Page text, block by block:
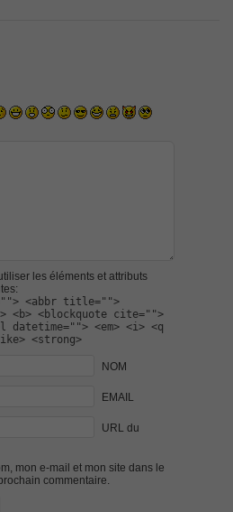
les éléments et attributs
<abbr title="">
<b> <blockquote cite="">
datetime=""> <em> <i> <q
<strong>
NOM
EMAIL
URL du
mon e-mail et mon site dans le
commentaire.